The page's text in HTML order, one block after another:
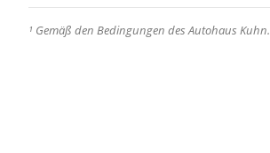
¹ Gemäß den Bedingungen des Autohaus Kuhn.